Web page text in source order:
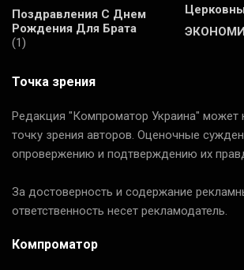
Поздравления С Днем
Рождения Для Брата
(1)
Точка зрения
Редакция "Компроматор Украина" может
точку зрения авторов. Оценочные
опровержению и подтверждению их
За достоверность и содержание
ответственность несет рекламодатель.
Компроматор